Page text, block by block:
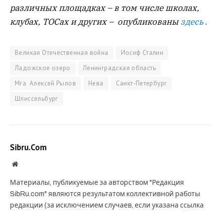
различных площадках – в том числе школах,
клубах, ТОСах и других – опубликованыздесь .
Великая Отечественная война
Иосиф Сталин
Ладожское озеро
Ленинградская область
Мга Алексей Рылов
Нева
Санкт-Петербург
Шлиссельбург
Sibru.Com
Website
Материалы, публикуемые за авторством "Редакция
SibRu.com" являются результатом коллективной работы
редакции (за исключением случаев, если указана ссылка